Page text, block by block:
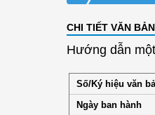
CHI TIẾT VĂN BẢN
Hướng dẫn
Số/Ký hiệu văn
Ngày ban hành